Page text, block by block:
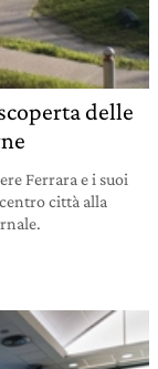
delle
Ferrara e i suoi
città alla